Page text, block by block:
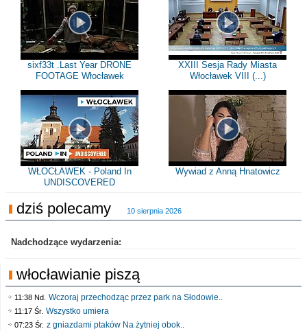
sixf33t .Last Year DRONE
FOOTAGE Włocławek
XXIII Sesja Rady Miasta
Włocławek VIII (...)
WŁOCŁAWEK - Poland In
UNDISCOVERED
Wywiad z Anną Hnatowicz
dziś polecamy 10 sierpnia 2026
Nadchodzące wydarzenia:
włocławianie piszą
11:38 Nd. Wczoraj przechodząc przez park na Słodowie..
11:17 Śr. Wszystko umiera
07:23 Śr. z gniazdami ptaków Na żytniej obok..